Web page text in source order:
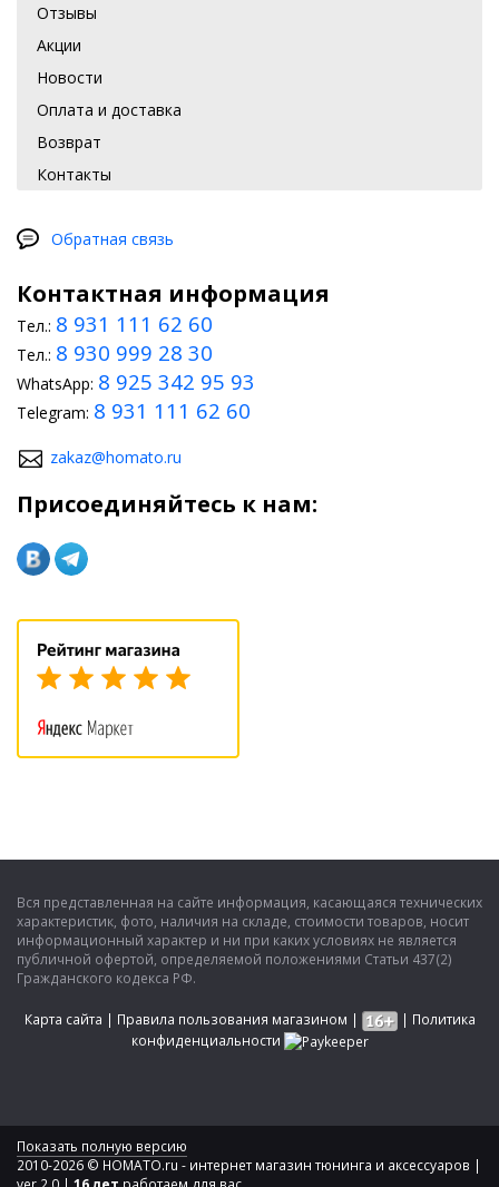
Отзывы
Акции
Новости
Оплата и доставка
Возврат
Контакты
Обратная связь
Контактная информация
Тел.: 8 931 111 62 60
Тел.: 8 930 999 28 30
WhatsApp: 8 925 342 95 93
Telegram: 8 931 111 62 60
zakaz@homato.ru
Присоединяйтесь к нам:
Вся представленная на сайте информация, касающаяся технических
характеристик, фото, наличия на складе, стоимости товаров, носит
информационный характер и ни при каких условиях не является
публичной офертой, определяемой положениями Статьи 437(2)
Гражданского кодекса РФ.
Карта сайта | Правила пользования магазином | | Политика
конфиденциальности
Показать полную версию
2010-2026 © HOMATO.ru - интернет магазин тюнинга и аксессуаров |